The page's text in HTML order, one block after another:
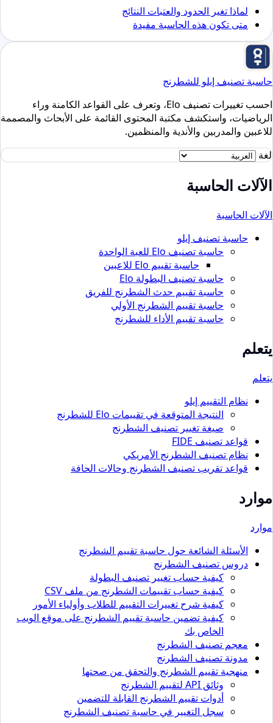
لماذا تغير الحدود والعتبات النتائج
متى تكون هذه الحاسبة مفيدة
حاسبة تصنيف إيلو للشطرنج
احسب تغييرات تصنيف Elo، وتعرف على القواعد الكامنة وراء
الرياضيات، واستكشف مكتبة المحتوى القائمة على الأبحاث والمصممة
للاعبين والمدربين والأندية والمنظمين.
لغة
الآلات الحاسبة
الآلات الحاسبة
حاسبة تصنيف إيلو
حاسبة تصنيف Elo للعبة الواحدة
حاسبة تقييم Elo للاعبين
حاسبة تصنيف البطولة Elo
حاسبة تقييم حدث الشطرنج للفريق
حاسبة تقييم الشطرنج الأولي
حاسبة تقييم الأداء للشطرنج
يتعلم
يتعلم
نظام التقييم إيلو
النتيجة المتوقعة في تقييمات Elo للشطرنج
صيغة تغيير تصنيف الشطرنج
قواعد تصنيف FIDE
نظام تصنيف الشطرنج الأمريكي
قواعد تقريب تصنيف الشطرنج وحالات الحافة
موارد
موارد
الأسئلة الشائعة حول حاسبة تقييم الشطرنج
دروس تصنيف الشطرنج
كيفية حساب تغيير تصنيف البطولة
كيفية حساب تقييمات الشطرنج من ملف CSV
كيفية شرح تغييرات التقييم للطلاب وأولياء الأمور
كيفية تضمين حاسبة تقييم الشطرنج على موقع الويب
الخاص بك
معجم تصنيف الشطرنج
مدونة تصنيف الشطرنج
منهجية تقييم الشطرنج والتحقق من صحتها
وثائق API لتقييم الشطرنج
أدوات تقييم الشطرنج القابلة للتضمين
سجل التغيير في حاسبة تصنيف الشطرنج